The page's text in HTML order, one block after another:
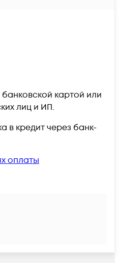
картой или
лиц и ИП.
в кредит через банк-
оплаты